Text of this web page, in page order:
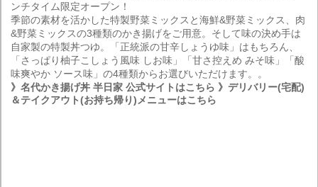
ンチタイム限定オープン！
季節の素材を活かした特製野菜ミックスと海鮮&野菜ミックス、肉
&野菜ミックスの3種類のかき揚げをご用意。そして味の決め手は
自家製の特製丼つゆ。「正統派の甘辛しょうゆ味」はもちろん、
「さっぱり柚子こしょう風味 しお味」「甘さ控えめ みそ味」「酸
味爽やか ソース味」の4種類からお選びいただけます。。
》名代かき揚げ丼 半日家 公式サイトはこちら 》デリバリー(宅配)
＆テイクアウト(お持ち帰り)メニューはこちら